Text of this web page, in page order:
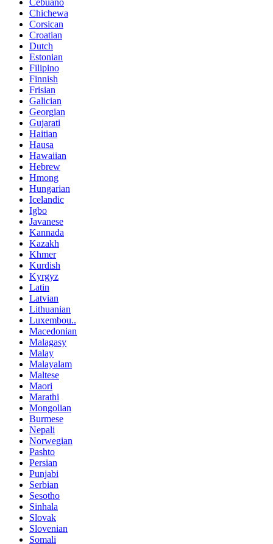
Cebuano
Chichewa
Corsican
Croatian
Dutch
Estonian
Filipino
Finnish
Frisian
Galician
Georgian
Gujarati
Haitian
Hausa
Hawaiian
Hebrew
Hmong
Hungarian
Icelandic
Igbo
Javanese
Kannada
Kazakh
Khmer
Kurdish
Kyrgyz
Latin
Latvian
Lithuanian
Luxembou..
Macedonian
Malagasy
Malay
Malayalam
Maltese
Maori
Marathi
Mongolian
Burmese
Nepali
Norwegian
Pashto
Persian
Punjabi
Serbian
Sesotho
Sinhala
Slovak
Slovenian
Somali